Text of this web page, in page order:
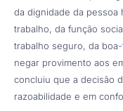
da dignidade da pessoa
trabalho, da função
trabalho seguro, da
negar provimento aos
concluiu que a decisão
razoabilidade e em